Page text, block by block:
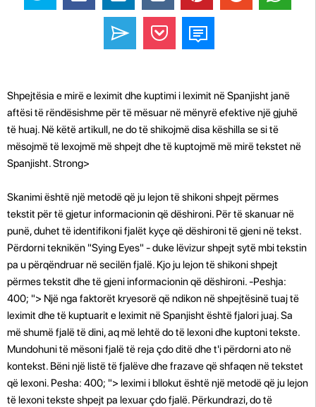
Shpejtësia e mirë e leximit dhe kuptimi i leximit në Spanjisht janë
aftësi të rëndësishme për të mësuar në mënyrë efektive një gjuhë
të huaj. Në këtë artikull, ne do të shikojmë disa këshilla se si të
mësojmë të lexojmë më shpejt dhe të kuptojmë më mirë tekstet në
Spanjisht. Strong>
Skanimi është një metodë që ju lejon të shikoni shpejt përmes
tekstit për të gjetur informacionin që dëshironi. Për të skanuar në
punë, duhet të identifikoni fjalët kyçe që dëshironi të gjeni në tekst.
Përdorni teknikën "Sying Eyes" - duke lëvizur shpejt sytë mbi tekstin
pa u përqëndruar në secilën fjalë. Kjo ju lejon të shikoni shpejt
përmes tekstit dhe të gjeni informacionin që dëshironi. -Peshja:
400; "> Një nga faktorët kryesorë që ndikon në shpejtësinë tuaj të
leximit dhe të kuptuarit e leximit në Spanjisht është fjalori juaj. Sa
më shumë fjalë të dini, aq më lehtë do të lexoni dhe kuptoni tekste.
Mundohuni të mësoni fjalë të reja çdo ditë dhe t'i përdorni ato në
kontekst. Bëni një listë të fjalëve dhe frazave që shfaqen në tekstet
që lexoni. Pesha: 400; "> leximi i bllokut është një metodë që ju lejon
të lexoni tekste shpejt pa lexuar çdo fjalë. Përkundrazi, do të